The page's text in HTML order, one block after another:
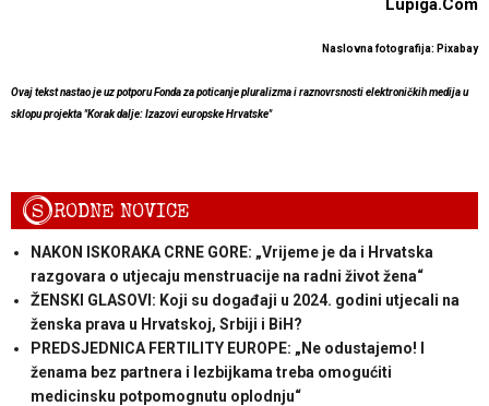
Lupiga.Com
Naslovna fotografija: Pixabay
Ovaj tekst nastao je uz potporu Fonda za poticanje pluralizma i raznovrsnosti elektroničkih medija u
sklopu projekta "Korak dalje: Izazovi europske Hrvatske"
SRODNE NOVICE
NAKON ISKORAKA CRNE GORE: „Vrijeme je da i Hrvatska
razgovara o utjecaju menstruacije na radni život žena“
ŽENSKI GLASOVI: Koji su događaji u 2024. godini utjecali na
ženska prava u Hrvatskoj, Srbiji i BiH?
PREDSJEDNICA FERTILITY EUROPE: „Ne odustajemo! I
ženama bez partnera i lezbijkama treba omogućiti
medicinsku potpomognutu oplodnju“